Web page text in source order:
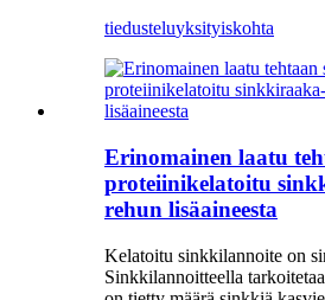
tiedusteluyksityiskohta
Erinomainen laatu
proteiinikelatoitu
rehun lisäaineesta
Kelatoitu sinkkilannoite on
Sinkkilannoitteella